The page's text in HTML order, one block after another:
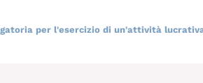
per l'esercizio di un'attività